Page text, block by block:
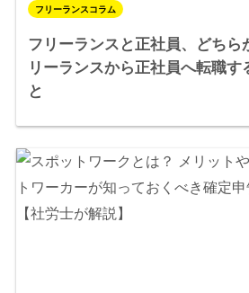
フリーランスコラム
フリーランスと正社員、どちら
リーランスから正社員へ転職す
と